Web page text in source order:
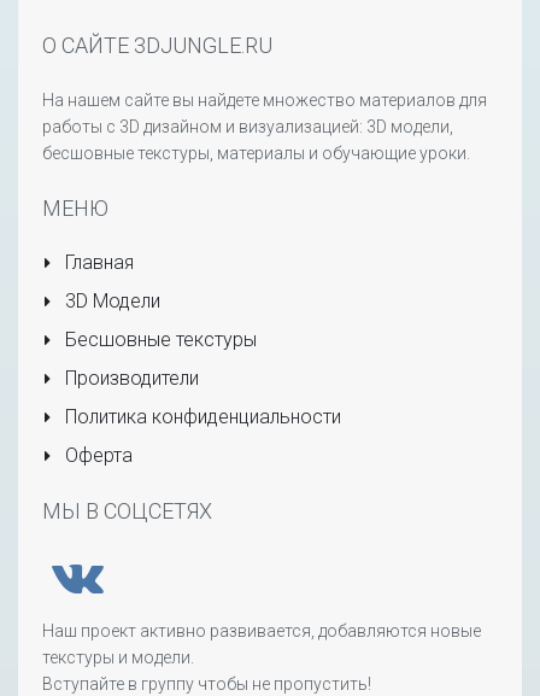
О САЙТЕ 3DJUNGLE.RU
На нашем сайте вы найдете множество материалов для
работы с 3D дизайном и визуализацией: 3D модели,
бесшовные текстуры, материалы и обучающие уроки.
МЕНЮ
Главная
3D Модели
Бесшовные текстуры
Производители
Политика конфиденциальности
Оферта
МЫ В СОЦСЕТЯХ
Наш проект активно развивается, добавляются новые
текстуры и модели.
Вступайте в группу чтобы не пропустить!